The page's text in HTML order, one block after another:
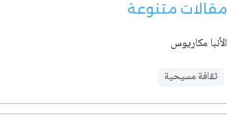
مقالات متنوعة
الأنبا مكاريوس
ثقافة مسيحية